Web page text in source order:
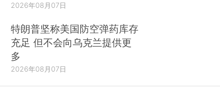
颁布了关于国有企业的新法规，其中包含了许多特
殊的治理规定。
尽管对混合所有制公司而言，上市国有企业的
治理挑战都是共同的，但是各国应对这些挑战的方
法各式各样。在本文中，我们描述了上市国有企业
2026年08月07日
特朗普坚称美国防空弹药库存
充足 但不会向乌克兰提供更
多
2026年08月07日